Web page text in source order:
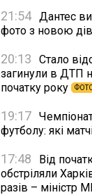
21:54 Дантес
фото з новою
20:13
Стало
загинули в ДТП
початку року
19:17
футболу: які
17:48
Від
обстріляли
разів – міністр